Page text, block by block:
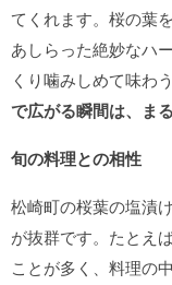
てくれます。桜の葉
あしらった絶妙なハ
くり噛みしめて味わ
で広がる瞬間は、ま
旬の料理との相性
松崎町の桜葉の塩漬
が抜群です。たとえ
ことが多く、料理の